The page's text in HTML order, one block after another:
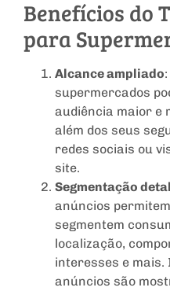
Benefícios do
para
Alcance ampliado
supermercados
audiência maior e
além dos seus
redes sociais ou
site.
Segmentação
anúncios
segmentem
localização,
interesses e mais.
anúncios são